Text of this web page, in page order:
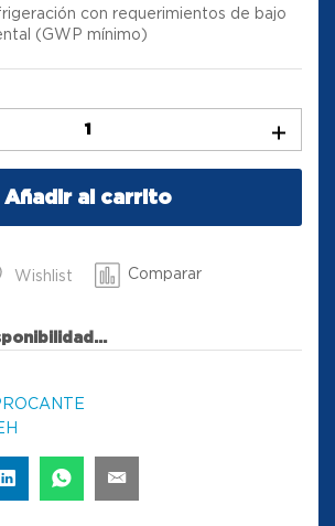
con requerimientos de bajo
(GWP mínimo)
Añadir al carrito
Wishlist Comparar